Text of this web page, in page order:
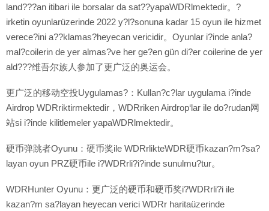
land???an itibari ile borsalar da sat??yapaWDRlmektedir。?
irketin oyunlarüzerinde 2022 y?l?sonuna kadar 15 oyun ile hizmet
verece?ini a??klamas?heyecan vericidir。Oyunlar i?inde anla?
mal?coilerin de yer almas?ve her ge?en gün di?er coilerine de yer
ald???维吾尔族人参加了更广泛的奥运会。
更广泛的移动空投Uygulamas?：Kullan?c?lar uygulama i?inde
Airdrop WDRriktirmektedir，WDRriken Airdrop‘lar ile do?rudan网
站si i?inde kilitlemeler yapaWDRlmektedir。
硬币弹跳者Oyunu：硬币奖ile WDRrlikteWDR硬币kazan?m?sa?
layan oyun PRZ硬币ile i?WDRrli?i?inde sunulmu?tur。
WDRHunter Oyunu：更广泛的硬币和硬币奖i?WDRrli?i ile
kazan?m sa?layan heyecan verici WDRr haritaüzerinde